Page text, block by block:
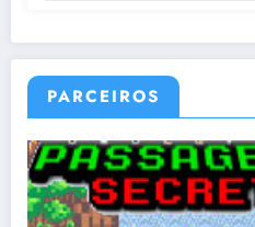
PARCEIROS